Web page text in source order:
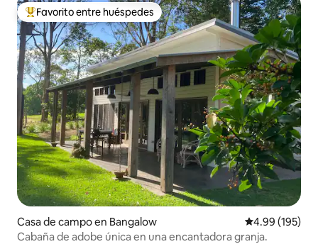
De los mejores en Favorito entre huéspedes
Favorito entre huéspedes
Casa de campo en Bangalow Calificación
4.99 (195)
Cabaña de adobe única en una encantadora granja.